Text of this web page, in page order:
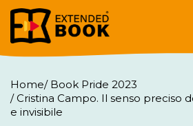
Home/ Book Pride 2023
/ Cristina Campo. Il senso preciso
e invisibile